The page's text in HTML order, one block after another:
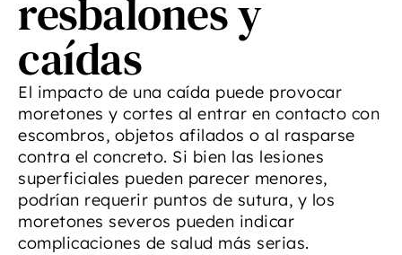
resbalones y
caídas
El impacto de una caída puede provocar
moretones y cortes al entrar en contacto con
escombros, objetos afilados o al rasparse
contra el concreto. Si bien las lesiones
superficiales pueden parecer menores,
podrían requerir puntos de sutura, y los
moretones severos pueden indicar
complicaciones de salud más serias.